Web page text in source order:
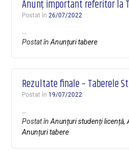
Anunț important referitor la
Postat în26/07/2022
Postat înAnunțuri tabere
Rezultate finale – Taberele
Postat în 19/07/2022
Postat înAnunțuri studenți licență,
Anunțuri tabere